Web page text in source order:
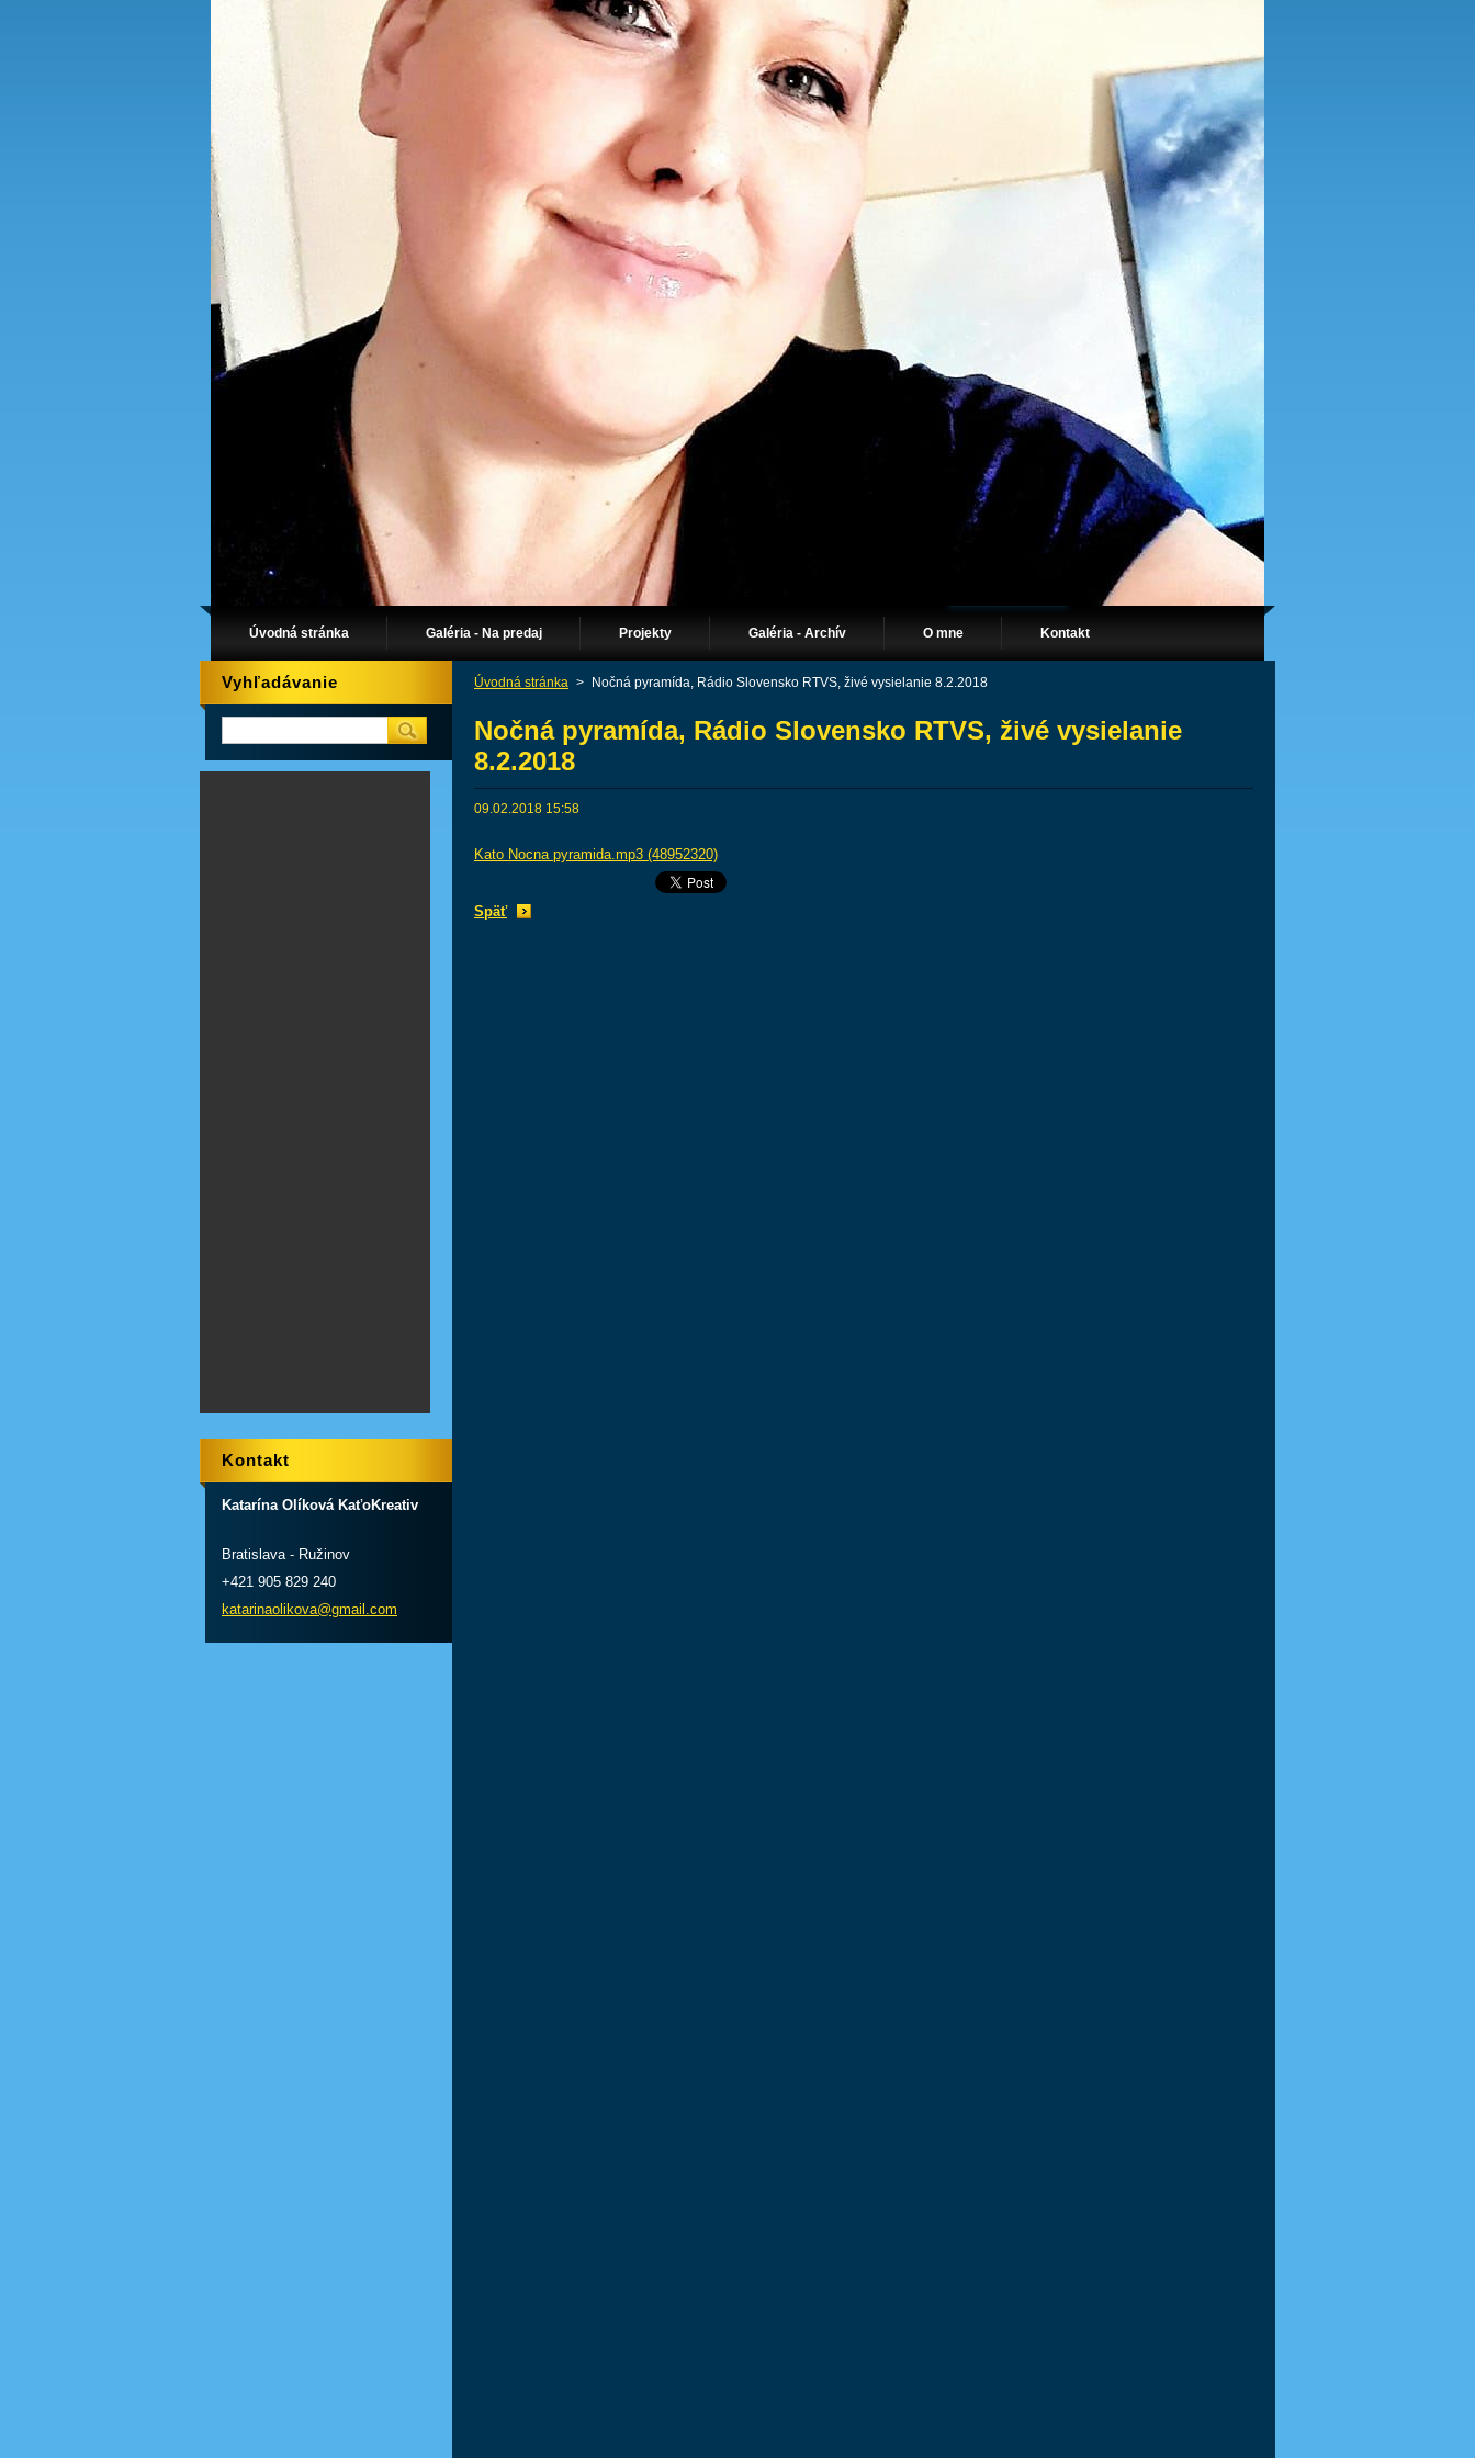
Úvodná stránka Galéria - Na predaj Projekty Galéria - Archív O mne Kontakt
Úvodná stránka > Nočná pyramída, Rádio Slovensko RTVS, živé vysielanie 8.2.2018
Nočná pyramída, Rádio Slovensko RTVS, živé vysielanie
8.2.2018
09.02.2018 15:58
Kato Nocna pyramida.mp3 (48952320)
Späť
Vyhľadávanie
Kontakt
Katarína Olíková KaťoKreativ
Bratislava - Ružinov
+421 905 829 240
katarinaolikova@gmail.com